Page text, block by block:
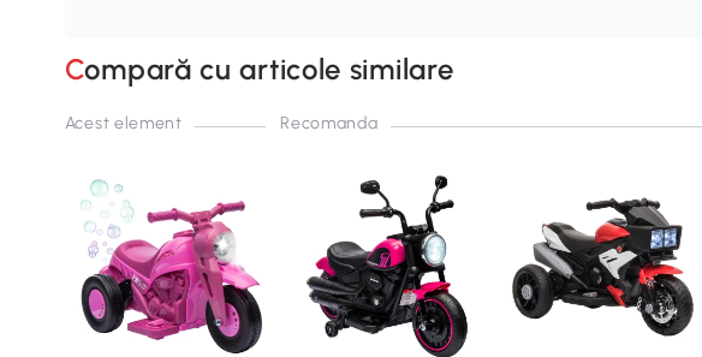
Compară cu articole similare
Acest element Recomanda